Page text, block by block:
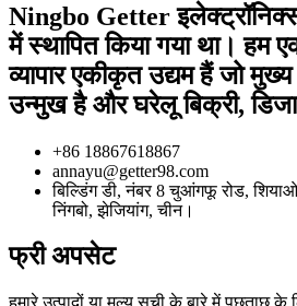
Ningbo Getter
में स्थापित किया गया था। हम
व्यापार एकीकृत उद्यम हैं जो
उन्मुख है और घरेलू बिक्री,
+86 18867618867
annayu@getter98.com
बिल्डिंग डी, नंबर 8 चुआंगफू रोड,
निंगबो, झेजियांग, चीन।
फ्री अपसेट